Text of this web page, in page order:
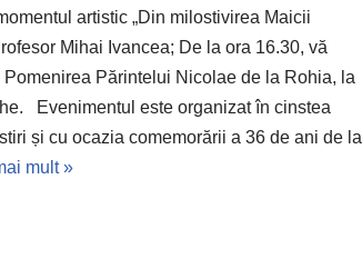
artistic „Din milostivirea Maicii
Mihai Ivancea; De la ora 16.30, vă
Pomenirea Părintelui Nicolae de la Rohia, la
Evenimentul este organizat în cinstea
și cu ocazia comemorării a 36 de ani de la
mult »